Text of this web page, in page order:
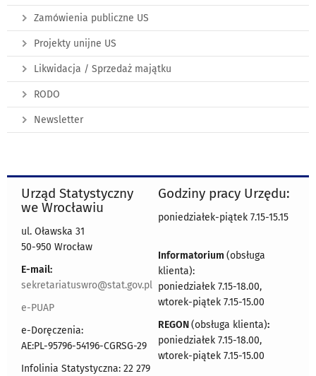
Zamówienia publiczne US
Projekty unijne US
Likwidacja / Sprzedaż majątku
RODO
Newsletter
Urząd Statystyczny
we Wrocławiu
ul. Oławska 31
50-950 Wrocław
E-mail:
sekretariatuswro@stat.gov.pl
e-PUAP
e-Doręczenia:
AE:PL-95796-54196-CGRSG-29
Infolinia Statystyczna: 22 279
Godziny pracy Urzędu:
poniedziałek-piątek 7.15-15.15
Informatorium (obsługa
klienta):
poniedziałek 7.15-18.00,
wtorek-piątek 7.15-15.00
REGON(obsługa klienta):
poniedziałek 7.15-18.00,
wtorek-piątek 7.15-15.00